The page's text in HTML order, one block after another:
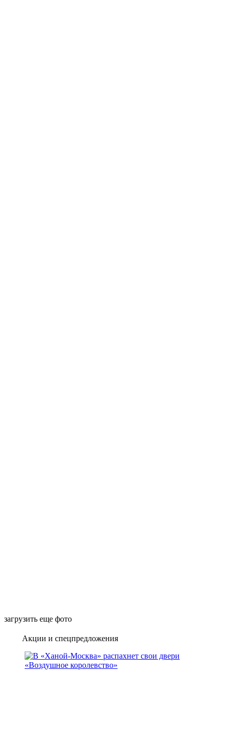
загрузить еще фото
Акции и спецпредложения